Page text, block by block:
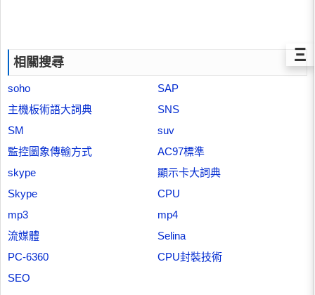
相關搜尋
soho
SAP
主機板術語大詞典
SNS
SM
suv
監控圖象傳輸方式
AC97標準
skype
顯示卡大詞典
Skype
CPU
mp3
mp4
流媒體
Selina
PC-6360
CPU封裝技術
SEO
Ξ